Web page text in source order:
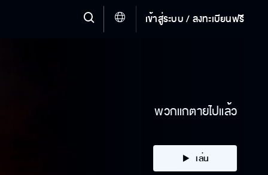
เข้าสู่ระบบ / ลงทะเบียนฟรี
พวกแกตายไปแล้ว